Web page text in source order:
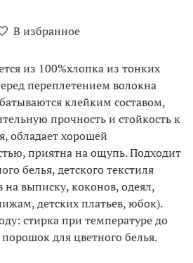
В избранное
из 100%хлопка из тонких
переплетением волокна
клейким составом,
прочность и стойкость к
обладает хорошей
приятна на ощупь. Подходит
белья, детского текстиля
на выписку, коконов, одеял,
детских платьев, юбок).
стирка при температуре до
для цветного белья.